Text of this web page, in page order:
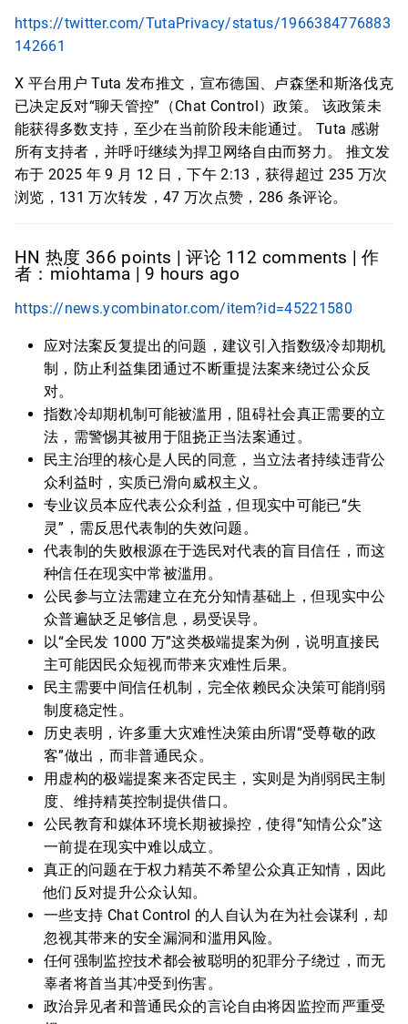
https://twitter.com/TutaPrivacy/status/1966384776883
142661
X 平台用户 Tuta 发布推文，宣布德国、卢森堡和斯洛伐克
已决定反对“聊天管控”（Chat Control）政策。 该政策未
能获得多数支持，至少在当前阶段未能通过。 Tuta 感谢
所有支持者，并呼吁继续为捍卫网络自由而努力。 推文发
布于 2025 年 9 月 12 日，下午 2:13，获得超过 235 万次
浏览，131 万次转发，47 万次点赞，286 条评论。
HN 热度 366 points | 评论 112 comments | 作
者：miohtama | 9 hours ago
https://news.ycombinator.com/item?id=45221580
应对法案反复提出的问题，建议引入指数级冷却期机
制，防止利益集团通过不断重提法案来绕过公众反
对。
指数冷却期机制可能被滥用，阻碍社会真正需要的立
法，需警惕其被用于阻挠正当法案通过。
民主治理的核心是人民的同意，当立法者持续违背公
众利益时，实质已滑向威权主义。
专业议员本应代表公众利益，但现实中可能已“失
灵”，需反思代表制的失效问题。
代表制的失败根源在于选民对代表的盲目信任，而这
种信任在现实中常被滥用。
公民参与立法需建立在充分知情基础上，但现实中公
众普遍缺乏足够信息，易受误导。
以“全民发 1000 万”这类极端提案为例，说明直接民
主可能因民众短视而带来灾难性后果。
民主需要中间信任机制，完全依赖民众决策可能削弱
制度稳定性。
历史表明，许多重大灾难性决策由所谓“受尊敬的政
客”做出，而非普通民众。
用虚构的极端提案来否定民主，实则是为削弱民主制
度、维持精英控制提供借口。
公民教育和媒体环境长期被操控，使得“知情公众”这
一前提在现实中难以成立。
真正的问题在于权力精英不希望公众真正知情，因此
他们反对提升公众认知。
一些支持 Chat Control 的人自认为在为社会谋利，却
忽视其带来的安全漏洞和滥用风险。
任何强制监控技术都会被聪明的犯罪分子绕过，而无
辜者将首当其冲受到伤害。
政治异见者和普通民众的言论自由将因监控而严重受